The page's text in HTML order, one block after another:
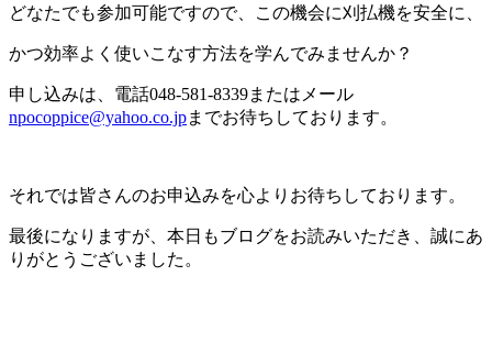
どなたでも参加可能ですので、この機会に刈払機を安全に、
かつ効率よく使いこなす方法を学んでみませんか？
申し込みは、電話048-581-8339またはメール
npocoppice@yahoo.co.jpまでお待ちしております。
それでは皆さんのお申込みを心よりお待ちしております。
最後になりますが、本日もブログをお読みいただき、誠にあ
りがとうございました。